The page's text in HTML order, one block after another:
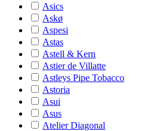
Asics
Askø
Aspesi
Astas
Astell & Kern
Astier de Villatte
Astleys Pipe Tobacco
Astoria
Asui
Asus
Atelier Diagonal